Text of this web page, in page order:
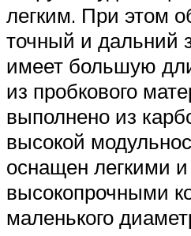
легким. При этом
точный и дальний
имеет большую
из пробкового
выполнено из
высокой
оснащен легкими и
высокопрочными
маленького